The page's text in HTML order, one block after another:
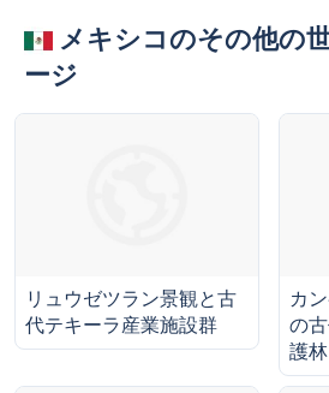
メキシコのその他の
ージ
リュウゼツラン景観と古
代テキーラ産業施設群
カ
の
護林